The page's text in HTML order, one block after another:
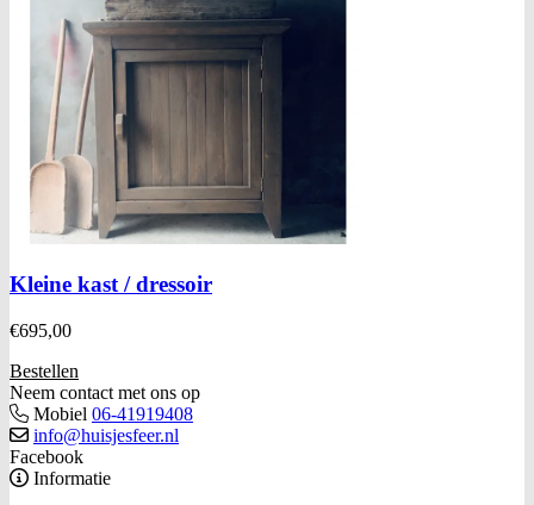
Kleine kast / dressoir
€695,00
Bestellen
Neem contact met ons op
Mobiel 06-41919408
info@huisjesfeer.nl
Facebook
Informatie